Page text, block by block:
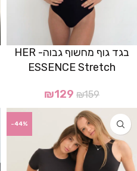
בגד גוף מחשוף גבוה- HER
ESSENCE Stretch
₪159
₪129
-44%